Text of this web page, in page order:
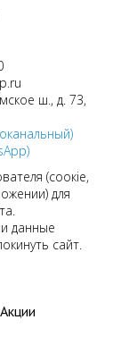
ш., д. 73,
(соокіе,
для
данные
сайт.
Акции